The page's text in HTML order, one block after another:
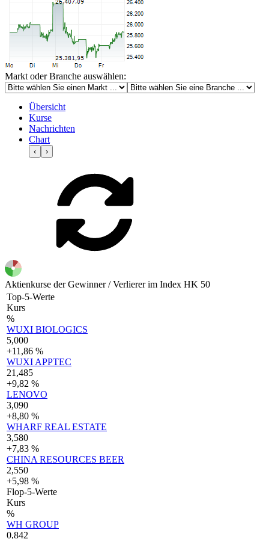
Markt oder Branche auswählen:
Übersicht
Kurse
Nachrichten
Chart
‹ ›
Aktienkurse der Gewinner / Verlierer im Index HK 50
Top-5-Werte
Kurs
%
WUXI BIOLOGICS
5,000
+11,86 %
WUXI APPTEC
21,485
+9,82 %
LENOVO
3,090
+8,80 %
WHARF REAL ESTATE
3,580
+7,83 %
CHINA RESOURCES BEER
2,550
+5,98 %
Flop-5-Werte
Kurs
%
WH GROUP
0,842